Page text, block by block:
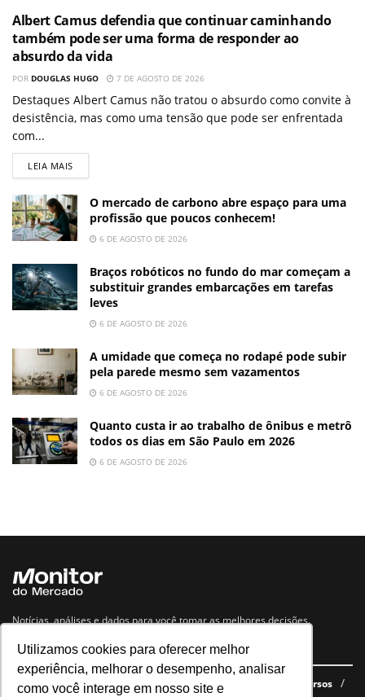
Utilizamos cookies para oferecer melhor
experiência, melhorar o desempenho, analisar
como você interage em nosso site e
Albert Camus defendia que continuar caminhando
também pode ser uma forma de responder ao
absurdo da vida
POR DOUGLAS HUGO 7 DE AGOSTO DE 2026
Destaques Albert Camus não tratou o absurdo como convite à
desistência, mas como uma tensão que pode ser enfrentada
com...
LEIA MAIS
O mercado de carbono abre espaço para uma
profissão que poucos conhecem!
6 DE AGOSTO DE 2026
Braços robóticos no fundo do mar começam a
substituir grandes embarcações em tarefas
leves
6 DE AGOSTO DE 2026
A umidade que começa no rodapé pode subir
pela parede mesmo sem vazamentos
6 DE AGOSTO DE 2026
Quanto custa ir ao trabalho de ônibus e metrô
todos os dias em São Paulo em 2026
6 DE AGOSTO DE 2026
Notícias, análises e dados para você tomar as melhores decisões.
Navegue no site
Últimas notícias Quem somos E-books gratuitos
Cursos